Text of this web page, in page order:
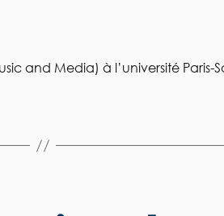
and Media) à l’université Paris-